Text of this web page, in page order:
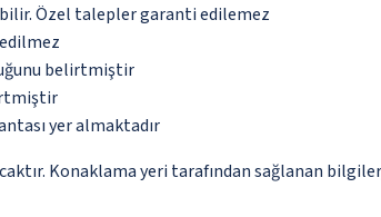
Özel talepler garanti edilemez
belirtmiştir
yer almaktadır
Konaklama yeri tarafından sağlanan